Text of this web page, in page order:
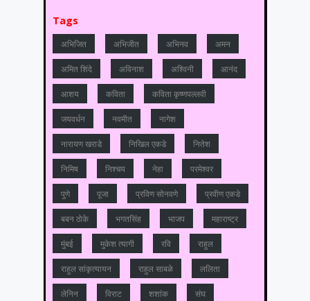
Tags
अभिजित अभिजीत अभिनव अमन
अमित शिंदे अविनाश अश्विनी आनंद
आशय कविता कविता कृष्णपल्लवी
जयवर्धन नवमीत नागेश
नारायण खराडे निखिल एकडे नितेश
निमिष निश्चय नेहा परमेश्वर
पुणे पूजा प्रविण सोनवणे प्रवीण एकडे
बबन ठोके भगतसिंह भाजप महाराष्‍ट्र
मुंबई मुकेश त्‍यागी रवि राहुल
राहुल सांकृत्यायन राहुल साबळे ललिता
लेनिन विराट शशांक संघ